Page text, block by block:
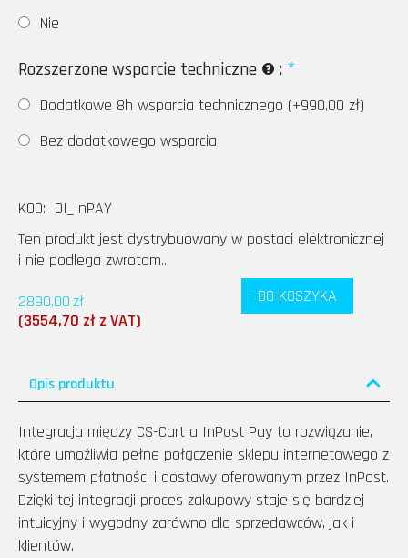
Nie
Rozszerzone wsparcie techniczne :
Dodatkowe 8h wsparcia technicznego (+990,00 zł)
Bez dodatkowego wsparcia
KOD: DI_InPAY
Ten produkt jest dystrybuowany w postaci elektronicznej
i nie podlega zwrotom..
2890,00zł
(3554,70 zł z VAT)
DO KOSZYKA
Opis produktu
Integracja między CS-Cart a InPost Pay to rozwiązanie,
które umożliwia pełne połączenie sklepu internetowego z
systemem płatności i dostawy oferowanym przez InPost.
Dzięki tej integracji proces zakupowy staje się bardziej
intuicyjny i wygodny zarówno dla sprzedawców, jak i
klientów.